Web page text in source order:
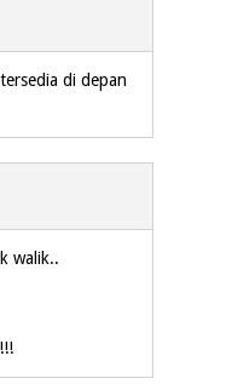
di depan
walik..